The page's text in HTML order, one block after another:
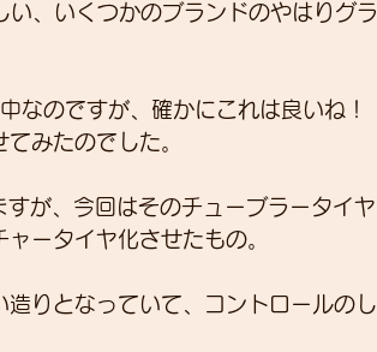
、いくつかのブランドのやはりグラ
なのですが、確かにこれは良いね！
みたのでした。
が、今回はそのチューブラータイヤ
ータイヤ化させたもの。
りとなっていて、コントロールのし